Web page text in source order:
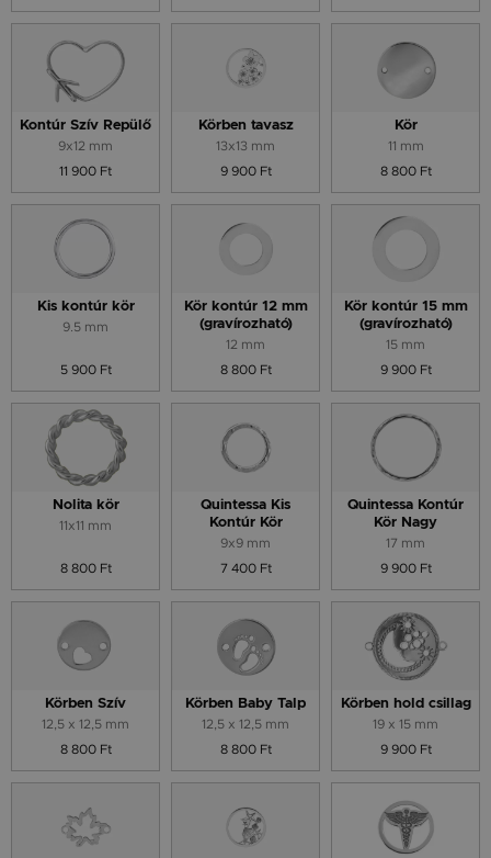
Kontúr Szív Repülő
9x12 mm
11 900 Ft
Körben tavasz
13x13 mm
9 900 Ft
Kör
11 mm
8 800 Ft
Kis kontúr kör
9.5 mm
5 900 Ft
Kör kontúr 12 mm
(gravírozható)
12 mm
8 800 Ft
Kör kontúr 15 mm
(gravírozható)
15 mm
9 900 Ft
Nolita kör
11x11 mm
8 800 Ft
Quintessa Kis
Kontúr Kör
9x9 mm
7 400 Ft
Quintessa Kontúr
Kör Nagy
17 mm
9 900 Ft
Körben Szív
12,5 x 12,5 mm
8 800 Ft
Körben Baby Talp
12,5 x 12,5 mm
8 800 Ft
Körben hold csillag
19 x 15 mm
9 900 Ft